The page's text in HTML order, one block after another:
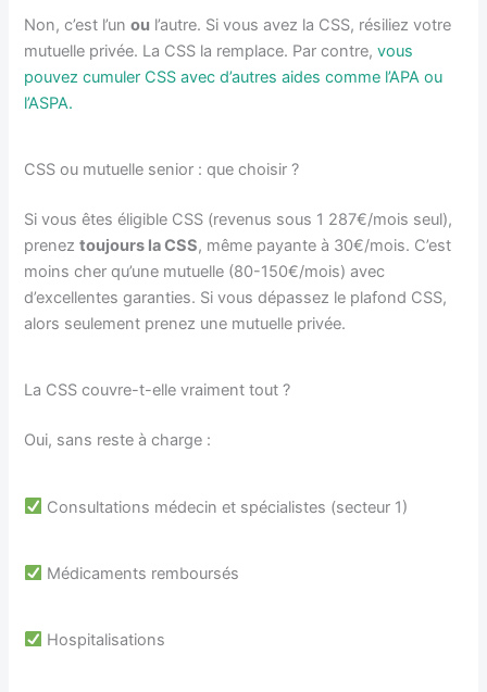
Non, c’est l’unou l’autre. Si vous avez la CSS, résiliez votre
mutuelle privée. La CSS la remplace. Par contre,vous
pouvez cumuler CSS avec d’autres aides comme l’APA ou
l’ASPA.
CSS ou mutuelle senior : que choisir ?
Si vous êtes éligible CSS (revenus sous 1 287€/mois seul),
preneztoujours la CSS, même payante à 30€/mois. C’est
moins cher qu’une mutuelle (80-150€/mois) avec
d’excellentes garanties. Si vous dépassez le plafond CSS,
alors seulement prenez une mutuelle privée.
La CSS couvre-t-elle vraiment tout ?
Oui, sans reste à charge :
Consultations médecin et spécialistes (secteur 1)
Médicaments remboursés
Hospitalisations